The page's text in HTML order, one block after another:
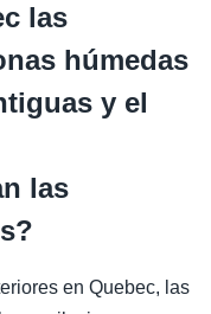
las
húmedas
y el
las
en Quebec, las